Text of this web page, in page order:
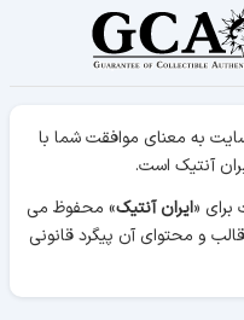
به معنای موافقت شما با
آنتیک است.
ایران آنتیک» محفوظ می
و محتوای آن پیگرد قانونی